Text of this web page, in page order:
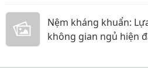
Nệm kháng khuẩn:
không gian ngủ hiện